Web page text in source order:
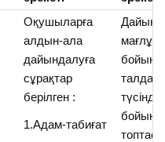
Оқушыларға
алдын-ала
дайындалуға
сұрақтар
берілген :
1.Адам-табиғат